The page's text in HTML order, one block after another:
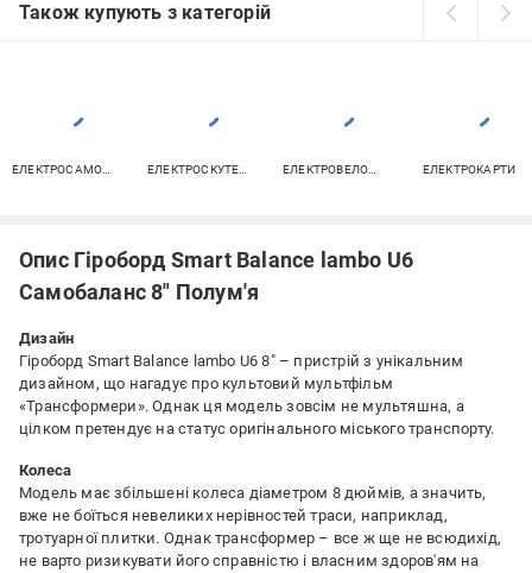
Також купують з категорій
ЕЛЕКТРОКАРТИ
Опис Гіроборд Smart Balance lambo U6
Самобаланс 8" Полум'я
Дизайн
Гіроборд Smart Balance lambo U6 8" – пристрій з унікальним
дизайном, що нагадує про культовий мультфільм
«Трансформери». Однак ця модель зовсім не мультяшна, а
цілком претендує на статус оригінального міського транспорту.
Колеса
Модель має збільшені колеса діаметром 8 дюймів, а значить,
вже не боїться невеликих нерівностей траси, наприклад,
тротуарної плитки. Однак трансформер – все ж ще не всюдихід,
не варто ризикувати його справністю і власним здоров'ям на